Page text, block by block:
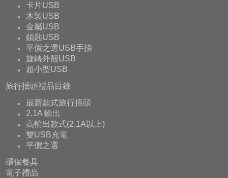
卡片USB
木製USB
金屬USB
鎖匙USB
平價之選USB手指
旋轉外殼USB
超小型USB
旅行插頭禮品目錄
最新款式旅行插頭
2.1A 輸出
高輸出款式(2.1A以上)
雙USB充電
平價之選
環保餐具
電子禮品